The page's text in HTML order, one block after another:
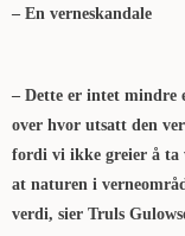
– En verneskandale
– Dette er intet mindre
over hvor utsatt den
fordi vi ikke greier å ta
at naturen i
verdi, sier Truls